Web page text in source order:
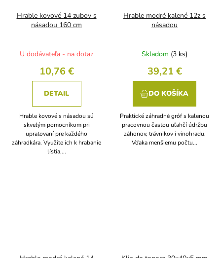
Hrable kovové 14 zubov s
násadou 160 cm
U dodávateľa - na dotaz
10,76 €
DETAIL
Hrable kovové s násadou sú
skvelým pomocníkom pri
upratovaní pre každého
záhradkára. Využite ich k hrabanie
lístia,...
Hrable modré kalené 12z s
násadou
Skladom (3 ks)
39,21 €
DO KOŠÍKA
Praktické záhradné gróf s kalenou
pracovnou časťou uľahčí údržbu
záhonov, trávnikov i vinohradu.
Vďaka menšiemu počtu...